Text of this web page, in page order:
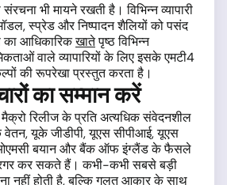
भी मायने रखती है। विभिन्न व्यापारी
मॉडल, स्प्रेड और निष्पादन शैलियों को पसंद
का आधिकारिकखातेपृष्ठ विभिन्न
वाले व्यापारियों के लिए इसके एमटी4
की रूपरेखा प्रस्तुत करता है।
का सम्मान करें
रिलीज के प्रति अत्यधिक संवेदनशील
यूके जीडीपी, यूएस सीपीआई, यूएस
बयान और बैंक ऑफ इंग्लैंड के फैसले
कर सकते हैं। कभी-कभी सबसे बड़ी
नहीं होती है, बल्कि गलत आकार के साथ